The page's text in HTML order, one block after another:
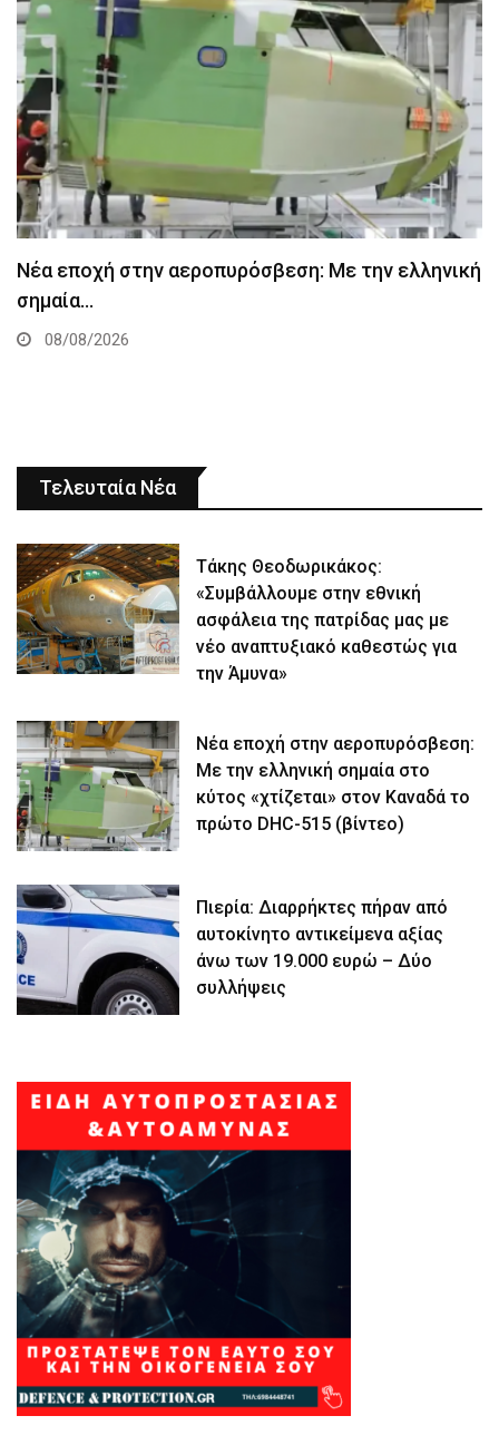
Νέα εποχή στην αεροπυρόσβεση: Με την ελληνική
σημαία…
08/08/2026
Τελευταία Νέα
Τάκης Θεοδωρικάκος:
«Συμβάλλουμε στην εθνική
ασφάλεια της πατρίδας μας με
νέο αναπτυξιακό καθεστώς για
την Άμυνα»
Νέα εποχή στην αεροπυρόσβεση:
Με την ελληνική σημαία στο
κύτος «χτίζεται» στον Καναδά το
πρώτο DHC-515 (βίντεο)
Πιερία: Διαρρήκτες πήραν από
αυτοκίνητο αντικείμενα αξίας
άνω των 19.000 ευρώ – Δύο
συλλήψεις